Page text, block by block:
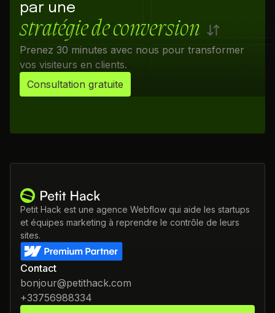
par une
stratégie de conversion
Prenez 30 minutes avec nous pour transformer
vos visiteurs en clients.
Consultation gratuite
Petit Hack est une agence Webflow qui aide les startups
et équipes marketing à reprendre le contrôle de leurs
sites.
Contact
bonjour@petithack.com
+33756988334